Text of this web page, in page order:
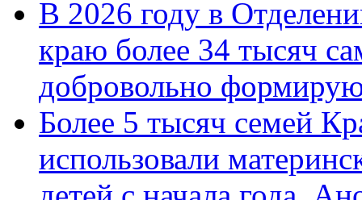
В 2026 году в
краю более 34 тысяч
добровольно
Более 5 тысяч семей
использовали